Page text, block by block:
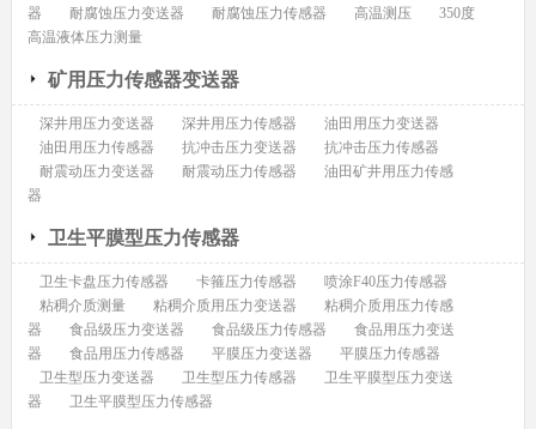
器
耐腐蚀压力变送器 耐腐蚀压力传感器 高温测压
350度
高温液体压力测量
矿用压力传感器变送器
深井用压力变送器 深井用压力传感器
油田用压力变送器
油田用压力传感器
抗冲击压力变送器
抗冲击压力传感器
耐震动压力变送器
耐震动压力传感器
油田矿井用压力传感
器
卫生平膜型压力传感器
卫生卡盘压力传感器 卡箍压力传感器
喷涂F40压力传感器
粘稠介质测量
粘稠介质用压力变送器
粘稠介质用压力传感
器
食品级压力变送器 食品级压力传感器
食品用压力变送
器
食品用压力传感器 平膜压力变送器
平膜压力传感器
卫生型压力变送器
卫生型压力传感器
卫生平膜型压力变送
器
卫生平膜型压力传感器